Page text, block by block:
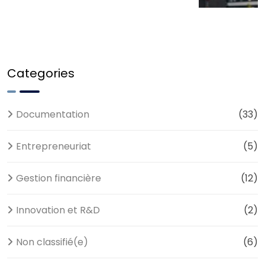
Categories
Documentation (33)
Entrepreneuriat (5)
Gestion financière (12)
Innovation et R&D (2)
Non classifié(e) (6)